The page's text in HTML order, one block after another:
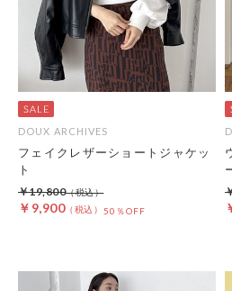
DOUX ARCHIVES
フェイクレザーショートジャケッ
ト
￥9,900 50％OFF
￥19,800